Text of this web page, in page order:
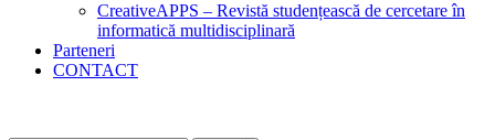
CreativeAPPS – Revistă studențească de cercetare în
informatică multidisciplinară
Parteneri
CONTACT